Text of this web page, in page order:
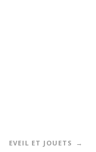
EVEIL ET JOUETS